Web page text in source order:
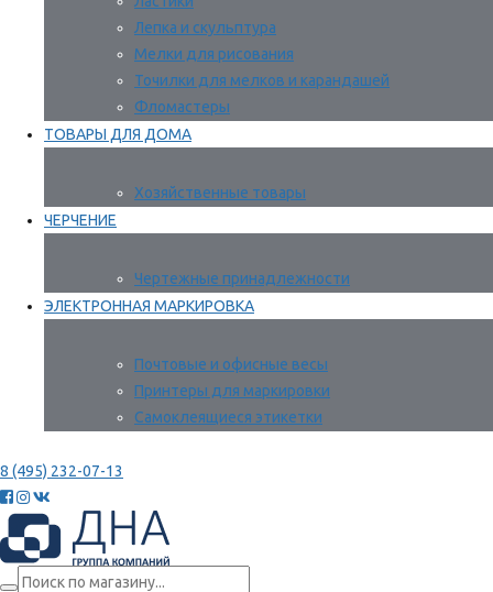
Лепка и скульптура
Мелки для рисования
Точилки для мелков и карандашей
Фломастеры
ТОВАРЫ ДЛЯ ДОМА
Хозяйственные товары
ЧЕРЧЕНИЕ
Чертежные принадлежности
ЭЛЕКТРОННАЯ МАРКИРОВКА
Почтовые и офисные весы
Принтеры для маркировки
Самоклеящиеся этикетки
8 (495) 232-07-13